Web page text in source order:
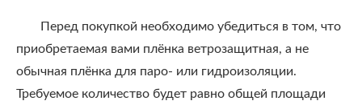
Перед покупкой необходимо убедиться в том, что
приобретаемая вами плёнка ветрозащитная, а не
обычная плёнка для паро- или гидроизоляции.
Требуемое количество будет равно общей площади